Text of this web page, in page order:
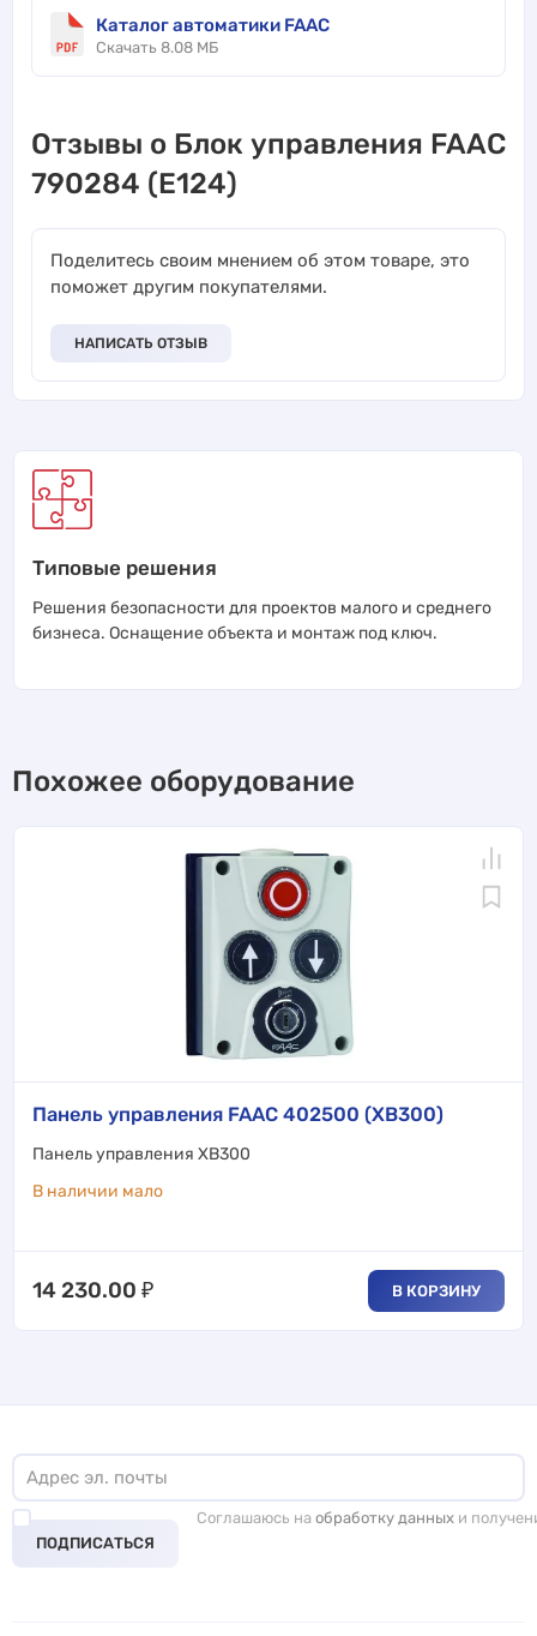
Каталог автоматики FAAC
Скачать 8.08 МБ
Отзывы о Блок управления FAAC
790284 (Е124)
Поделитесь своим мнением об этом товаре, это
поможет другим покупателями.
НАПИСАТЬ ОТЗЫВ
Типовые решения
Решения безопасности для проектов малого и среднего
бизнеса. Оснащение объекта и монтаж под ключ.
Похожее оборудование
Панель управления FAAC 402500 (XB300)
Панель управления XB300
В наличии мало
14 230.00 ₽ В КОРЗИНУ
ПОДПИСАТЬСЯ
Соглашаюсь на обработку данных и